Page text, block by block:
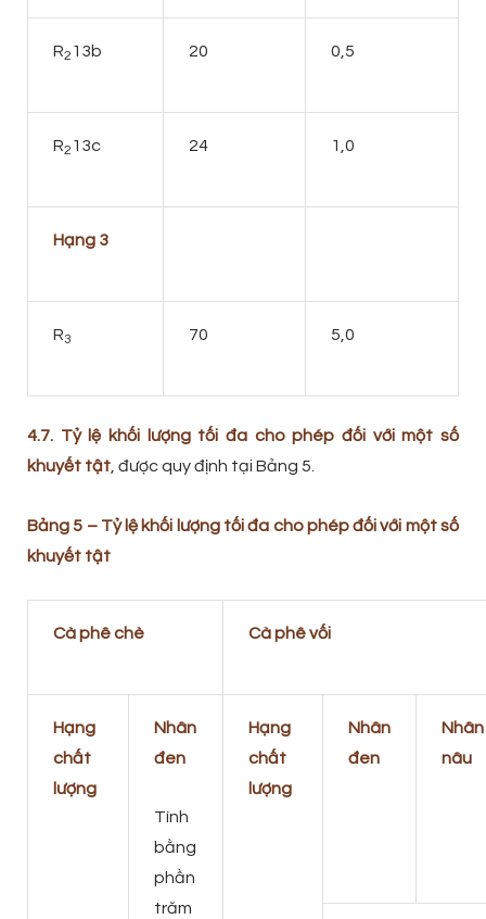
R2 13b 20 0,5
R2 13c 24 1,0
Hạng 3
R3 70 5,0
4.7. Tỷ lệ khối lượng tối đa cho phép đối với một số
khuyết tật, được quy định tại Bảng 5.
Bảng 5 – Tỷ lệ khối lượng tối đa cho phép đối với một số
khuyết tật
Cà phê chè Cà phê vối
Hạng
chất
lượng
Nhân
đen
Tính
bằng
phần
trăm
Hạng
chất
lượng
Nhân
đen
Nhân
nâu